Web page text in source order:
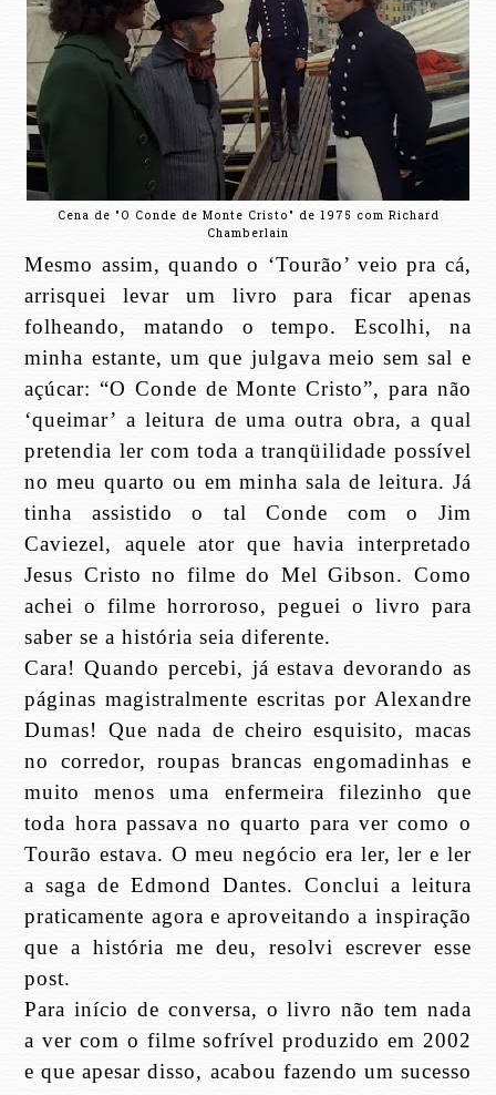
Cena de "O Conde de Monte Cristo" de 1975 com Richard
Chamberlain
Mesmo assim, quando o ‘Tourão’ veio pra cá,
arrisquei levar um livro para ficar apenas
folheando, matando o tempo. Escolhi, na
minha estante, um que julgava meio sem sal e
açúcar: “O Conde de Monte Cristo”, para não
‘queimar’ a leitura de uma outra obra, a qual
pretendia ler com toda a tranqüilidade possível
no meu quarto ou em minha sala de leitura. Já
tinha assistido o tal Conde com o Jim
Caviezel, aquele ator que havia interpretado
Jesus Cristo no filme do Mel Gibson. Como
achei o filme horroroso, peguei o livro para
saber se a história seia diferente.
Cara! Quando percebi, já estava devorando as
páginas magistralmente escritas por Alexandre
Dumas! Que nada de cheiro esquisito, macas
no corredor, roupas brancas engomadinhas e
muito menos uma enfermeira filezinho que
toda hora passava no quarto para ver como o
Tourão estava. O meu negócio era ler, ler e ler
a saga de Edmond Dantes. Conclui a leitura
praticamente agora e aproveitando a inspiração
que a história me deu, resolvi escrever esse
post.
Para início de conversa, o livro não tem nada
a ver com o filme sofrível produzido em 2002
e que apesar disso, acabou fazendo um sucesso